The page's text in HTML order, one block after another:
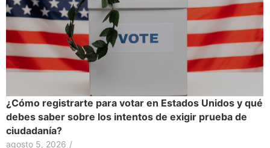
¿Cómo registrarte para votar en Estados Unidos y qué
debes saber sobre los intentos de exigir prueba de
ciudadanía?
agosto 5, 2026 /